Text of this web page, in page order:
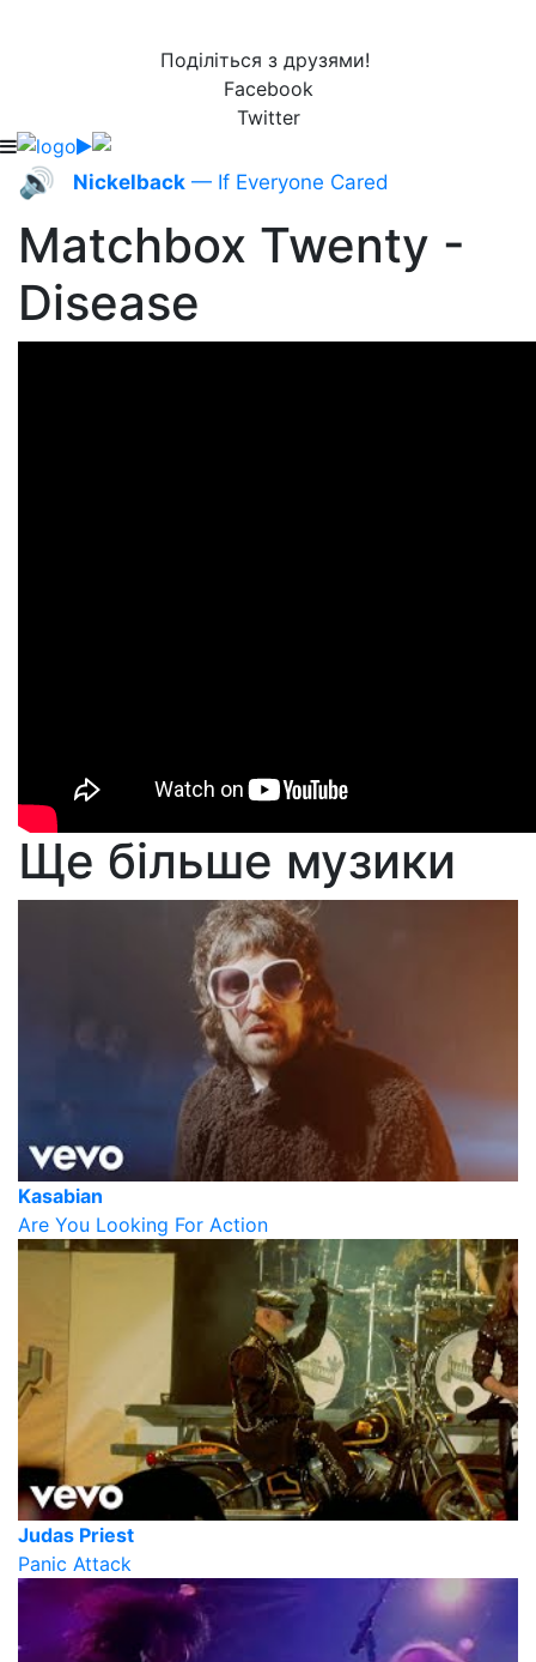
Поділіться з друзями!
Facebook
Twitter
🔊 Nickelback — If Everyone Cared
Matchbox Twenty -
Disease
Ще більше музики
Kasabian
Are You Looking For Action
Judas Priest
Panic Attack